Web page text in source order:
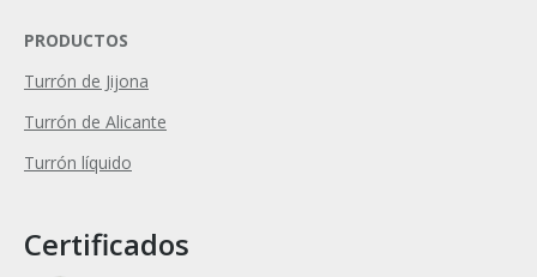
PRODUCTOS
Turrón de Jijona
Turrón de Alicante
Turrón líquido
Certificados